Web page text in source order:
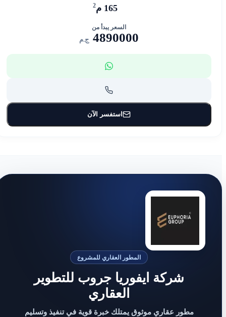
165 م
السعر يبدأ من
4890000 ج.م
استفسر الآن
المطور العقاري للمشروع
شركة ايفوريا جروب للتطوير
العقاري
مطور عقاري موثوق يمتلك خبرة قوية في تنفيذ وتسليم